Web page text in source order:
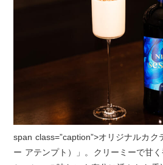
span class=”caption”>オリジナルカク
ー アテンプト）」。クリーミーで甘